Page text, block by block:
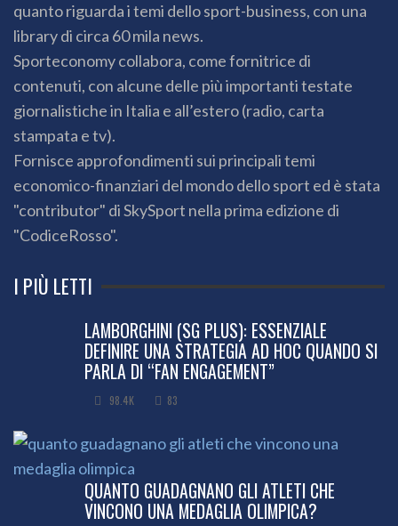
quanto riguarda i temi dello sport-business, con una
library di circa 60 mila news.
Sporteconomy collabora, come fornitrice di
contenuti, con alcune delle più importanti testate
giornalistiche in Italia e all’estero (radio, carta
stampata e tv).
Fornisce approfondimenti sui principali temi
economico-finanziari del mondo dello sport ed è stata
"contributor" di SkySport nella prima edizione di
"CodiceRosso".
I PIÙ LETTI
LAMBORGHINI (SG PLUS): ESSENZIALE
DEFINIRE UNA STRATEGIA AD HOC QUANDO SI
PARLA DI “FAN ENGAGEMENT”
98.4K 83
QUANTO GUADAGNANO GLI ATLETI CHE
VINCONO UNA MEDAGLIA OLIMPICA?